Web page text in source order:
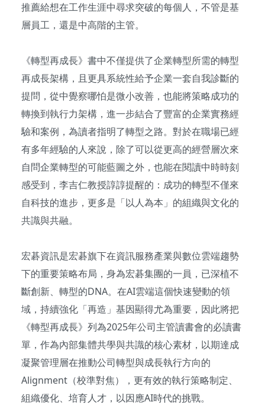
推薦給想在工作生涯中尋求突破的每個人，不管是基
層員工，還是中高階的主管。
《轉型再成長》書中不僅提供了企業轉型所需的轉型
再成長架構，且更具系統性給予企業一套自我診斷的
提問，從中覺察哪怕是微小改善，也能將策略成功的
轉換到執行力架構，進一步結合了豐富的企業實務經
驗和案例，為讀者指明了轉型之路。對於在職場已經
有多年經驗的人來說，除了可以從更高的經營層次來
自問企業轉型的可能藍圖之外，也能在閱讀中時時刻
感受到，李吉仁教授諄諄提醒的：成功的轉型不僅來
自科技的進步，更多是「以人為本」的組織與文化的
共識與共融。
宏碁資訊是宏碁旗下在資訊服務產業與數位雲端趨勢
下的重要策略布局，身為宏碁集團的一員，已深植不
斷創新、轉型的DNA。在AI雲端這個快速變動的領
域，持續強化「再造」基因顯得尤為重要，因此將把
《轉型再成長》列為2025年公司主管讀書會的必讀書
單，作為內部集體共學與共識的核心素材，以期達成
凝聚管理層在推動公司轉型與成長執行方向的
Alignment（校準對焦），更有效的執行策略制定、
組織優化、培育人才，以因應AI時代的挑戰。